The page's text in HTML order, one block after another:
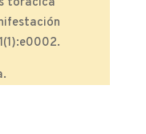
torácica